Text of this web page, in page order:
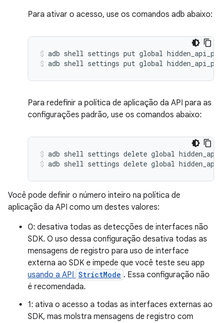
Para ativar o acesso, use os comandos adb abaixo:
adb shell settings put global
adb shell settings put global
Para redefinir a política de aplicação da API para as
configurações padrão, use os comandos abaixo:
adb shell settings delete global
adb shell settings delete global
Você pode definir o número inteiro na política de
aplicação da API como um destes valores:
0: desativa todas as detecções de interfaces não
SDK. O uso dessa configuração desativa todas as
mensagens de registro para uso de interface
externa ao SDK e impede que você teste seu app
usando a API StrictMode . Essa configuração não
é recomendada.
1: ativa o acesso a todas as interfaces externas ao
SDK, mas molstra mensagens de registro com